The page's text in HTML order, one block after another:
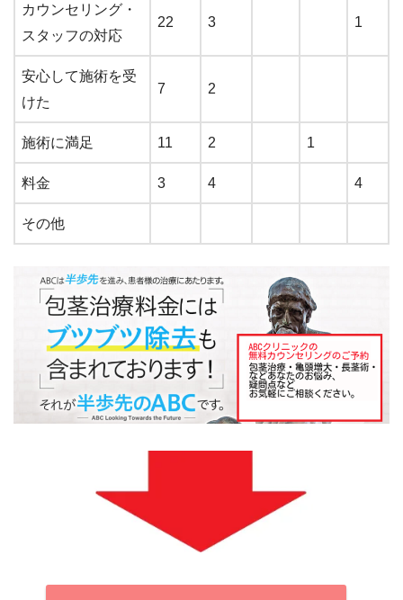
カウンセリング・
スタッフの対応
22 3 1
安心して施術を受
けた
7 2
施術に満足 11 2 1
料金 3 4 4
その他